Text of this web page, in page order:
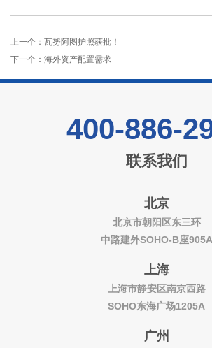
上一个： 瓦努阿图护照获批！
下一个： 海外资产配置需求
400-886-
联系我们
北京
北京市朝阳区东三环
中路建外SOHO-B座905A
上海
上海市静安区南京西路
SOHO东海广场1205A
广州